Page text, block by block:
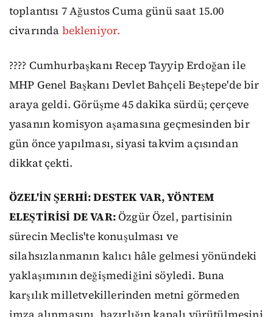
toplantısı 7 Ağustos Cuma günü saat 15.00
civarında bekleniyor.
???? Cumhurbaşkanı Recep Tayyip Erdoğan ile
MHP Genel Başkanı Devlet Bahçeli Beştepe'de bir
araya geldi. Görüşme 45 dakika sürdü; çerçeve
yasanın komisyon aşamasına geçmesinden bir
gün önce yapılması, siyasi takvim açısından
dikkat çekti.
ÖZEL'İN ŞERHİ: DESTEK VAR, YÖNTEM
ELEŞTİRİSİ DE VAR:Özgür Özel, partisinin
sürecin Meclis'te konuşulması ve
silahsızlanmanın kalıcı hâle gelmesi yönündeki
yaklaşımının değişmediğini söyledi. Buna
karşılık milletvekillerinden metni görmeden